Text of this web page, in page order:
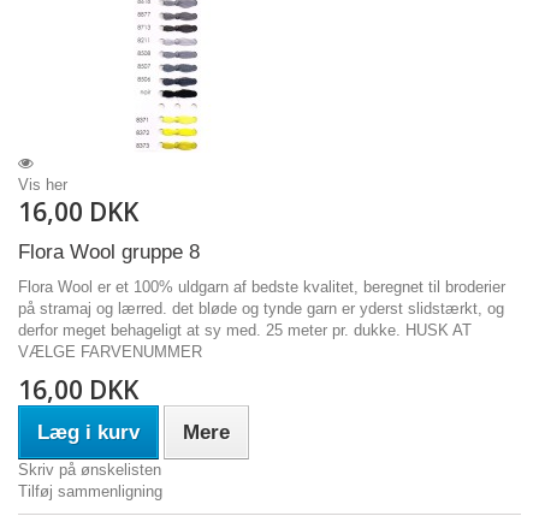
Vis her
16,00 DKK
Flora Wool gruppe 8
Flora Wool er et 100% uldgarn af bedste kvalitet, beregnet til broderier
på stramaj og lærred. det bløde og tynde garn er yderst slidstærkt, og
derfor meget behageligt at sy med. 25 meter pr. dukke. HUSK AT
VÆLGE FARVENUMMER
16,00 DKK
Læg i kurv Mere
Skriv på ønskelisten
Tilføj sammenligning